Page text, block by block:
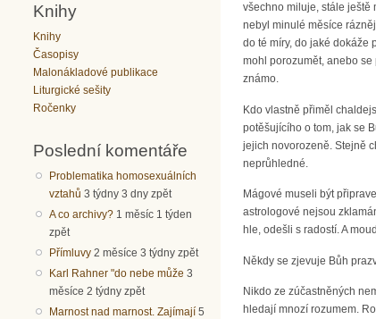
Knihy
Knihy
Časopisy
Malonákladové publikace
Liturgické sešity
Ročenky
Poslední komentáře
Problematika homosexuálních
vztahů 3 týdny 3 dny zpět
A co archivy? 1 měsíc 1 týden
zpět
Přímluvy 2 měsíce 3 týdny zpět
Karl Rahner "do nebe může 3
měsíce 2 týdny zpět
Marnost nad marnost. Zajímají 5
všechno miluje, stále ještě
nebyl minulé měsíce
do té míry, do jaké dokáže
mohl porozumět, anebo
známo.
Kdo vlastně přiměl
potěšujícího o tom, jak se
jejich novorozeně. Stejně
neprůhledné.
Mágové museli být
astrologové nejsou
hle, odešli s radostí. A
Někdy se zjevuje Bůh
Nikdo ze zúčastněných
hledají mnozí rozumem.